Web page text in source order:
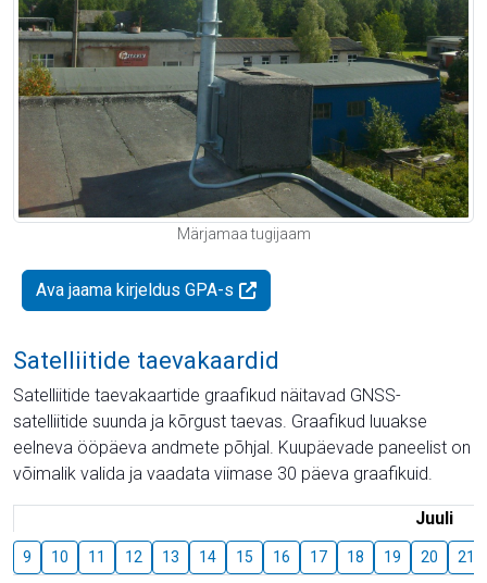
Märjamaa tugijaam
Ava jaama kirjeldus GPA-s
Satelliitide taevakaardid
Satelliitide taevakaartide graafikud näitavad GNSS-
satelliitide suunda ja kõrgust taevas. Graafikud luuakse
eelneva ööpäeva andmete põhjal. Kuupäevade paneelist on
võimalik valida ja vaadata viimase 30 päeva graafikuid.
Juuli
9 10 11 12 13 14 15 16 17 18 19 20 21